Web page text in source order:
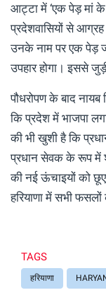
आट्टा में ‘एक पेड़ मां के
प्रदेशवासियों से
उनके नाम पर एक पेड़
उपहार होगा। इससे
पौधरोपण के बाद
कि प्रदेश में भाजपा
की भी खुशी है कि
प्रधान सेवक के रूप में
की नई ऊंचाइयों को
हरियाणा में सभी फसलों
TAGS
हरियाणा